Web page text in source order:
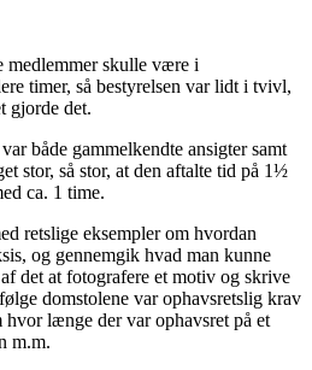
medlemmer skulle være i
timer, så bestyrelsen var lidt i tvivl,
gjorde det.
både gammelkendte ansigter samt
stor, så stor, at den aftalte tid på 1½
ca. 1 time.
retslige eksempler om hvordan
og gennemgik hvad man kunne
det at fotografere et motiv og skrive
domstolene var ophavsretslig krav
længe der var ophavsret på et
m.m.